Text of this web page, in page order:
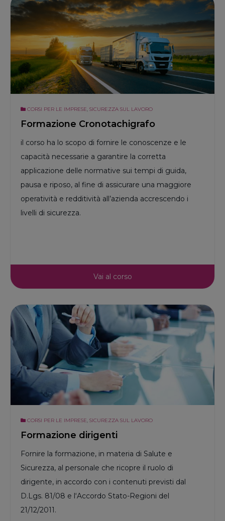
CORSI PER LE IMPRESE, SICUREZZA SUL LAVORO
Formazione Cronotachigrafo
il corso ha lo scopo di fornire le conoscenze e le
capacità necessarie a garantire la corretta
applicazione delle normative sui tempi di guida,
pausa e riposo, al fine di assicurare una maggiore
operatività e redditività all’azienda accrescendo i
livelli di sicurezza.
Vai al corso
CORSI PER LE IMPRESE, SICUREZZA SUL LAVORO
Formazione dirigenti
Fornire la formazione, in materia di Salute e
Sicurezza, al personale che ricopre il ruolo di
dirigente, in accordo con i contenuti previsti dal
D.Lgs. 81/08 e l‘Accordo Stato-Regioni del
21/12/2011.